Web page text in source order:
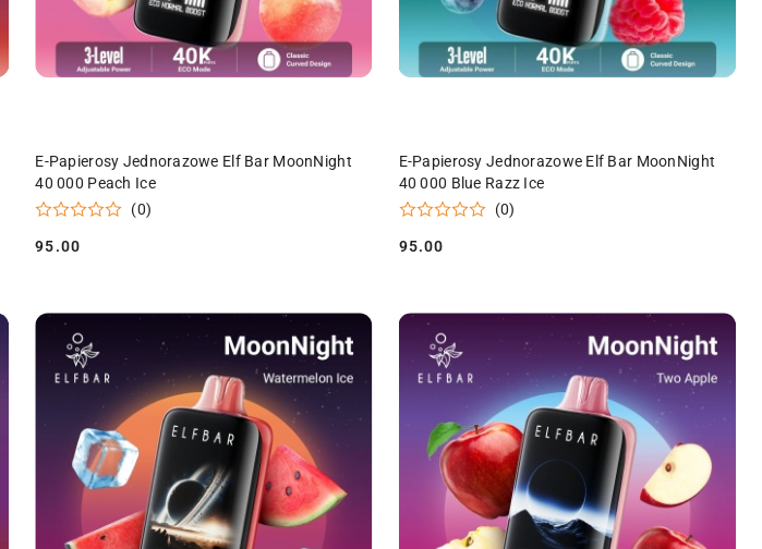
E-Papierosy Jednorazowe Elf Bar MoonNight
40 000 Peach Ice
(0)
Cena:
95.00
DO KOSZYKA
E-Papierosy Jednorazowe Elf Bar MoonNight
40 000 Blue Razz Ice
(0)
Cena:
95.00
DO KOSZYKA